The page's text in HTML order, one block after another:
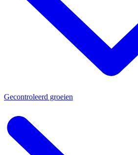
Gecontroleerd groeien